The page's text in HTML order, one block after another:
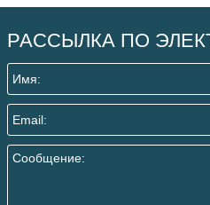
РАССЫЛКА ПО